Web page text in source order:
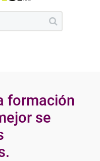
formación
se